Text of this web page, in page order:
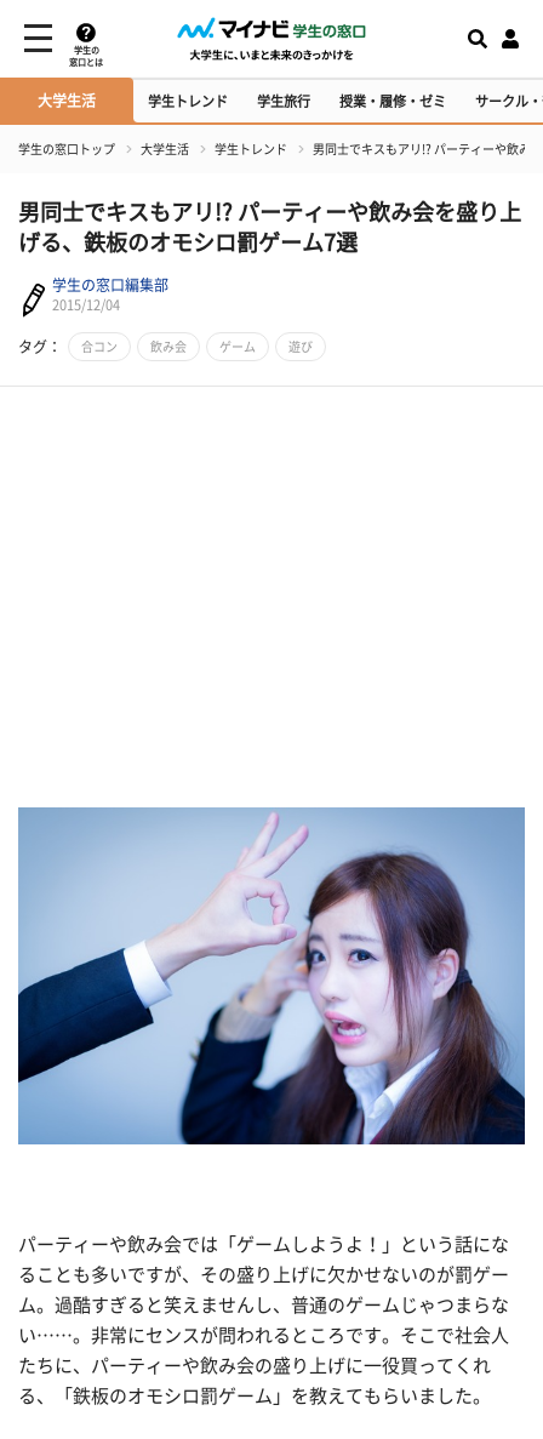
学生の
窓口とは
大学生活 学生トレンド 学生旅行 授業・履修・ゼミ サークル
学生の窓口トップ 大学生活 学生トレンド 男同士でキスもアリ!? パーティーや飲み
男同士でキスもアリ!? パーティーや飲み会を盛り上
げる、鉄板のオモシロ罰ゲーム7選
学生の窓口編集部
2015/12/04
タグ： 合コン 飲み会 ゲーム 遊び
パーティーや飲み会では「ゲームしようよ！」という話にな
ることも多いですが、その盛り上げに欠かせないのが罰ゲー
ム。過酷すぎると笑えませんし、普通のゲームじゃつまらな
い……。非常にセンスが問われるところです。そこで社会人
たちに、パーティーや飲み会の盛り上げに一役買ってくれ
る、「鉄板のオモシロ罰ゲーム」を教えてもらいました。